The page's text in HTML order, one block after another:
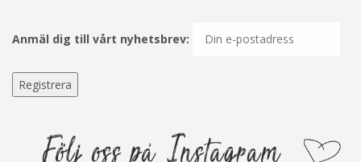
Anmäl dig till vårt nyhetsbrev: